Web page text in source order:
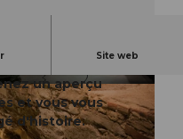
Tourismus | CC-BY-ND
Site web
! Grâce à des
un aperçu
et vous vous
d'histoire.